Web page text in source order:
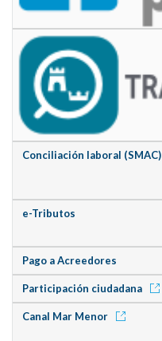
Conciliación laboral (SMAC)
e-Tributos
Pago a Acreedores
Participación ciudadana
Canal Mar Menor